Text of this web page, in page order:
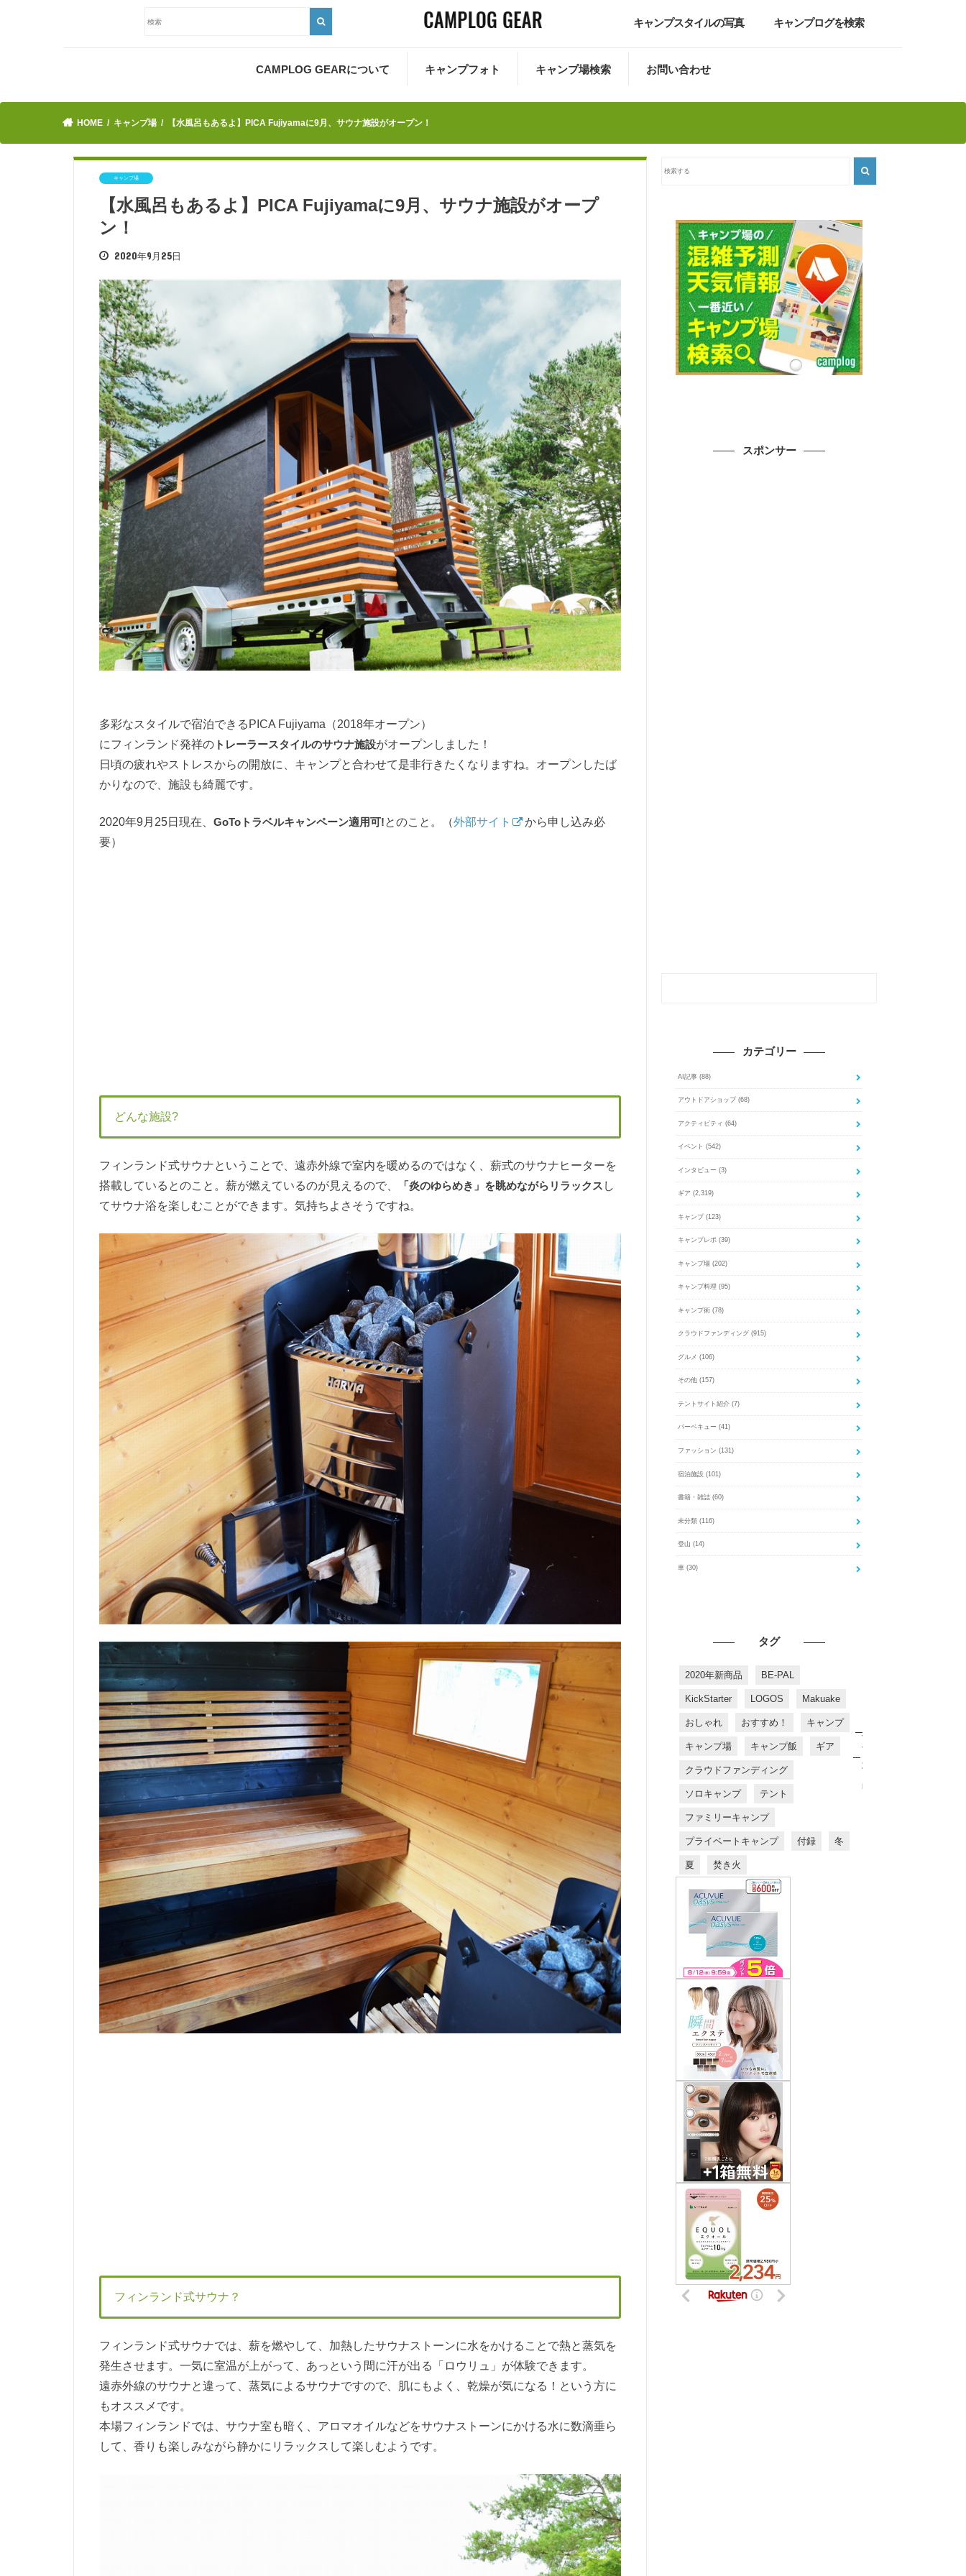
キャンプスタイルの写真 キャンプログを検索
CAMPLOG GEARについて キャンプフォト キャンプ場検索 お問い合わせ
HOME キャンプ場 【水風呂もあるよ】PICA Fujiyamaに9月、サウナ施設がオープン！
キャンプ場
【水風呂もあるよ】PICA Fujiyamaに9月、サウナ施設がオープ
ン！
2020年9月25日
多彩なスタイルで宿泊できるPICA Fujiyama（2018年オープン）
にフィンランド発祥の トレーラースタイルのサウナ施設がオープンしました！
日頃の疲れやストレスからの開放に、キャンプと合わせて是非行きたくなりますね。オープンしたば
かりなので、施設も綺麗です。
2020年9月25日現在、GoToトラベルキャンペーン適用可!とのこと。（外部サイト
から申し込み必
要）
どんな施設?
フィンランド式サウナということで、遠赤外線で室内を暖めるのではなく、薪式のサウナヒーターを
搭載しているとのこと。薪が燃えているのが見えるので、
「炎のゆらめき」を眺めながらリラックス し
てサウナ浴を楽しむことができます。気持ちよさそうですね。
フィンランド式サウナ？
フィンランド式サウナでは、薪を燃やして、加熱したサウナストーンに水をかけることで熱と蒸気を
発生させます。一気に室温が上がって、あっという間に汗が出る「ロウリュ」が体験できます。
遠赤外線のサウナと違って、蒸気によるサウナですので、肌にもよく、乾燥が気になる！という方に
もオススメです。
本場フィンランドでは、サウナ室も暗く、アロマオイルなどをサウナストーンにかける水に数滴垂ら
して、香りも楽しみながら静かにリラックスして楽しむようです。
スポンサー
カテゴリー
AI記事 (88)
アウトドアショップ (68)
アクティビティ (64)
イベント (542)
インタビュー (3)
ギア (2,319)
キャンプ (123)
キャンプレポ (39)
キャンプ場 (202)
キャンプ料理 (95)
キャンプ術 (78)
クラウドファンディング (915)
グルメ (106)
その他 (157)
テントサイト紹介 (7)
バーベキュー (41)
ファッション (131)
宿泊施設 (101)
書籍・雑誌 (60)
未分類 (116)
登山 (14)
車 (30)
タグ
2020年新商品 BE-PAL
KickStarter LOGOS Makuake
おしゃれ おすすめ！ キャンプ
キャンプ場 キャンプ飯 ギア
クラウドファンディング
ソロキャンプ テント
ファミリーキャンプ
プライベートキャンプ 付録 冬
夏 焚き火
す
す
め
商
品